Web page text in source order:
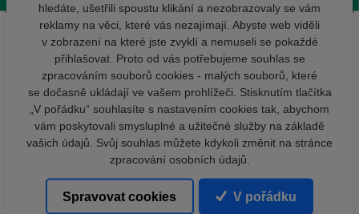
hledáte, ušetřili spoustu klikání a nezobrazovaly se vám
reklamy na věci, které vás nezajímají. Abyste web viděli
v zobrazení na které jste zvyklí a nemuseli se pokaždé
přihlašovat. Proto od vás potřebujeme souhlas se
zpracováním souborů cookies - malých souborů, které
se dočasně ukládají ve vašem prohlížeči. Stisknutím tlačítka
„V pořádku“ souhlasíte s nastavením cookies tak, abychom
vám poskytovali smysluplné a užitečné služby na základě
vašich údajů. Svůj souhlas můžete kdykoli změnit na stránce
zpracování osobních údajů.
Spravovat cookies V pořádku